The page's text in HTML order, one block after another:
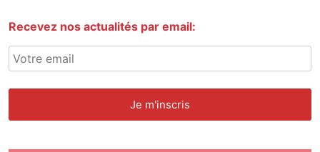
Recevez nos actualités par email: